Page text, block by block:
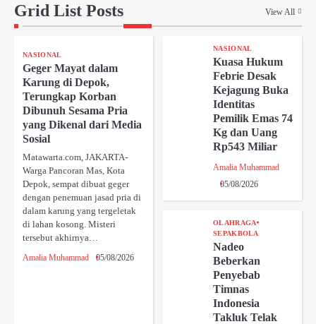
Grid List Posts View All
NASIONAL
Geger Mayat dalam
Karung di Depok,
Terungkap Korban
Dibunuh Sesama Pria
yang Dikenal dari Media
Sosial
Matawarta.com, JAKARTA-
Warga Pancoran Mas, Kota
Depok, sempat dibuat geger
dengan penemuan jasad pria di
dalam karung yang tergeletak
di lahan kosong. Misteri
tersebut akhirnya…
Amalia Muhammad 05/08/2026
NASIONAL
Kuasa Hukum
Febrie Desak
Kejagung Buka
Identitas
Pemilik Emas 74
Kg dan Uang
Rp543 Miliar
Amalia Muhammad
05/08/2026
OLAHRAGA
SEPAKBOLA
Nadeo
Beberkan
Penyebab
Timnas
Indonesia
Takluk Telak